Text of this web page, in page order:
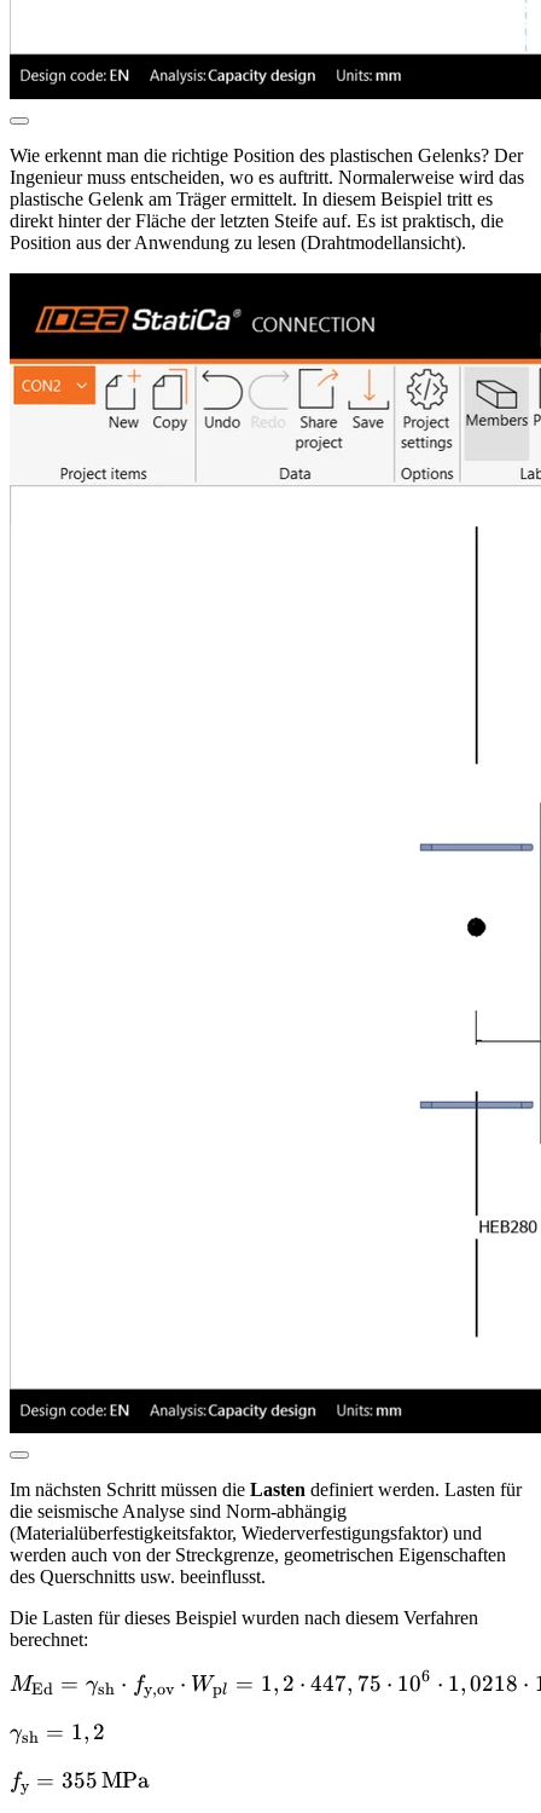
Wie erkennt man die richtige Position des plastischen Gelenks? Der
Ingenieur muss entscheiden, wo es auftritt. Normalerweise wird das
plastische Gelenk am Träger ermittelt. In diesem Beispiel tritt es
direkt hinter der Fläche der letzten Steife auf. Es ist praktisch, die
Position aus der Anwendung zu lesen (Drahtmodellansicht).
Im nächsten Schritt müssen die Lasten definiert werden. Lasten für
die seismische Analyse sind Norm-abhängig
(Materialüberfestigkeitsfaktor, Wiederverfestigungsfaktor) und
werden auch von der Streckgrenze, geometrischen Eigenschaften
des Querschnitts usw. beeinflusst.
Die Lasten für dieses Beispiel wurden nach diesem Verfahren
berechnet:
M_{\textrm{Ed}} =
MEd = γsh ⋅ fy,ov ⋅ Wpl = 1, 2 ⋅ 447, 75 ⋅ 106 ⋅ 1,0218 ⋅
\gamma_{\textrm{sh}}
γsh = 1, 2
f_\textrm{y}
fy = 355MPa